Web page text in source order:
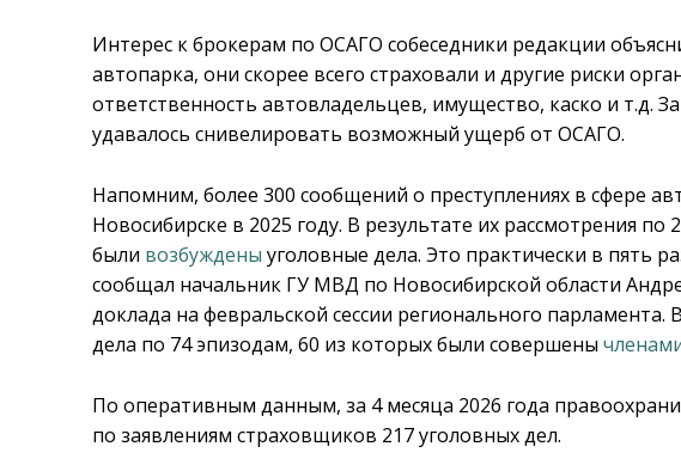
Интерес к брокерам по ОСАГО собеседники редакции
автопарка, они скорее всего страховали и другие риски
ответственность автовладельцев, имущество, каско и т.д.
удавалось снивелировать возможный ущерб от ОСАГО.
Напомним, более 300 сообщений о преступлениях в сфере
Новосибирске в 2025 году. В результате их рассмотрения по
были возбуждены уголовные дела. Это практически в пять
сообщал начальник ГУ МВД по Новосибирской области
доклада на февральской сессии регионального
дела по 74 эпизодам, 60 из которых были совершены
По оперативным данным, за 4 месяца 2026 года
по заявлениям страховщиков 217 уголовных дел.